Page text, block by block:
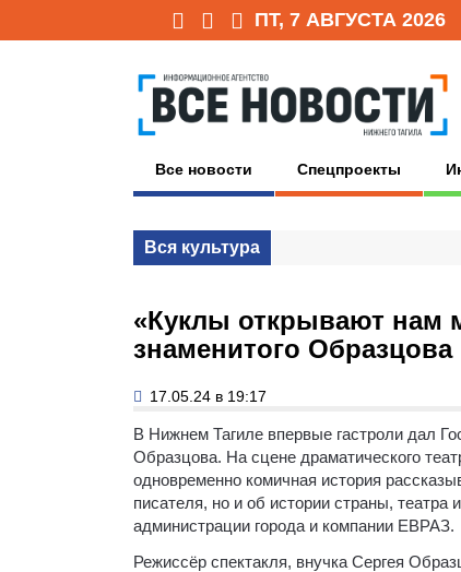
ПТ, 7 АВГУСТА 2026
Все новости Спецпроекты
Вся культура
«Куклы открывают нам
знаменитого Образцова
17.05.24 в 19:17
В Нижнем Тагиле впервые гастроли дал
Образцова. На сцене драматического
одновременно комичная история
писателя, но и об истории страны,
администрации города и компании ЕВРАЗ.
Режиссёр спектакля, внучка Сергея